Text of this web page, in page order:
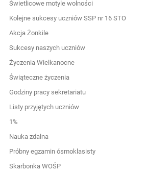
Świetlicowe motyle wolności
Kolejne sukcesy uczniów SSP nr 16 STO
Akcja Żonkile
Sukcesy naszych uczniów
Życzenia Wielkanocne
Świąteczne życzenia
Godziny pracy sekretariatu
Listy przyjętych uczniów
1%
Nauka zdalna
Próbny egzamin ósmoklasisty
Skarbonka WOŚP